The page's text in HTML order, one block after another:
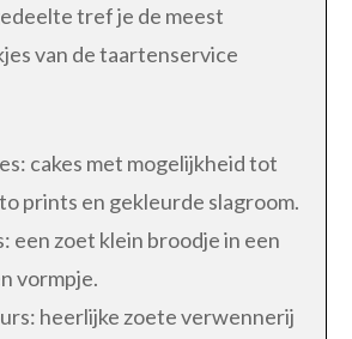
tref je de meest
van de taartenservice
cakes met mogelijkheid tot
prints en gekleurde slagroom.
een zoet klein broodje in een
vormpje.
heerlijke zoete verwennerij